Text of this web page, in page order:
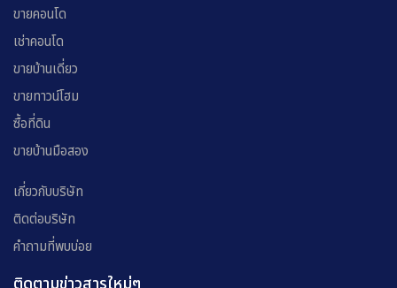
ขายคอนโด
เช่าคอนโด
ขายบ้านเดี่ยว
ขายทาวน์โฮม
ซื้อที่ดิน
ขายบ้านมือสอง
เกี่ยวกับบริษัท
ติดต่อบริษัท
คำถามที่พบบ่อย